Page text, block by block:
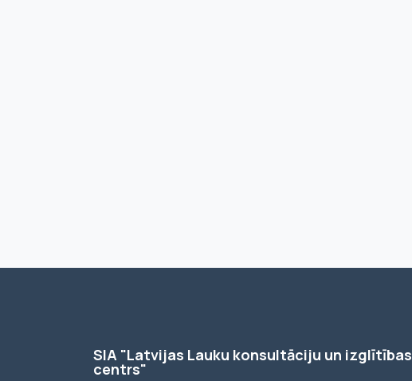
SIA "Latvijas Lauku konsultāciju un izglītības
centrs"